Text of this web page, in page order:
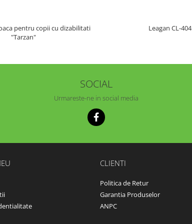
pentru copii cu dizabilitati
"Tarzan"
Leagan CL-404
SOCIAL
Urmareste-ne in social media
CLIENTI
Politica de Retur
Garantia Produselor
ANPC